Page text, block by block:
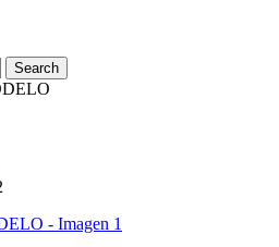
Search